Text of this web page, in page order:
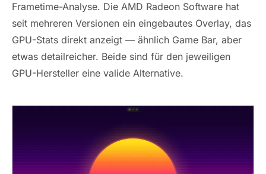
Frametime-Analyse. Die AMD Radeon Software hat
seit mehreren Versionen ein eingebautes Overlay, das
GPU-Stats direkt anzeigt — ähnlich Game Bar, aber
etwas detailreicher. Beide sind für den jeweiligen
GPU-Hersteller eine valide Alternative.